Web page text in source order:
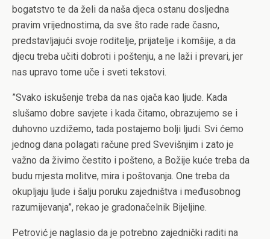
bogatstvo te da želi da naša djeca ostanu dosljedna
pravim vrijednostima, da sve što rade rade časno,
predstavljajući svoje roditelje, prijatelje i komšije, a da
djecu treba učiti dobroti i poštenju, a ne laži i prevari, jer
nas upravo tome uče i sveti tekstovi.
”Svako iskušenje treba da nas ojača kao ljude. Kada
slušamo dobre savjete i kada čitamo, obrazujemo se i
duhovno uzdižemo, tada postajemo bolji ljudi. Svi ćemo
jednog dana polagati račune pred Svevišnjim i zato je
važno da živimo čestito i pošteno, a Božije kuće treba da
budu mjesta molitve, mira i poštovanja. One treba da
okupljaju ljude i šalju poruku zajedništva i međusobnog
razumijevanja”, rekao je gradonačelnik Bijeljine.
Petrović je naglasio da je potrebno zajednički raditi na